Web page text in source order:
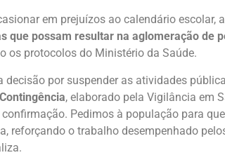
em prejuízos ao calendário
que possam resultar na aglomeração de
os protocolos do Ministério da Saúde.
decisão por suspender as atividades
, elaborado pela Vigilância em
Pedimos à população para que
reforçando o trabalho desempenhado